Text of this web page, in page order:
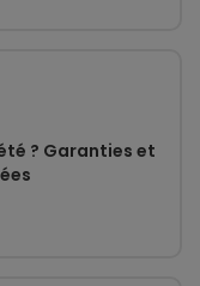
? Garanties et